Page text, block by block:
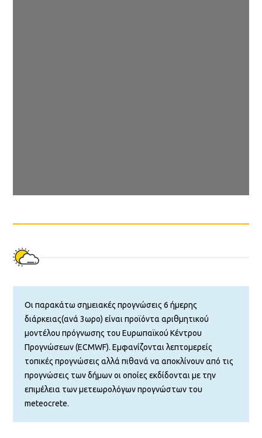
Οι παρακάτω σημειακές προγνώσεις 6 ήμερης
διάρκειας(ανά 3ωρο) είναι προϊόντα αριθμητικού
μοντέλου πρόγνωσης του Ευρωπαϊκού Κέντρου
Προγνώσεων (ECMWF). Εμφανίζονται λεπτομερείς
τοπικές προγνώσεις αλλά πιθανά να αποκλίνουν από τις
προγνώσεις των δήμων οι οποίες εκδίδονται με την
επιμέλεια των μετεωρολόγων προγνώστων του
meteocrete.